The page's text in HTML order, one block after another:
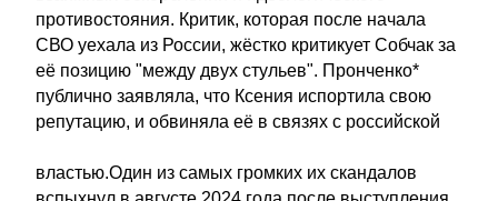
противостояния. Критик, которая после начала
СВО уехала из России, жёстко критикует Собчак за
её позицию "между двух стульев". Пронченко*
публично заявляла, что Ксения испортила свою
репутацию, и обвиняла её в связях с российской
властью.Один из самых громких их скандалов